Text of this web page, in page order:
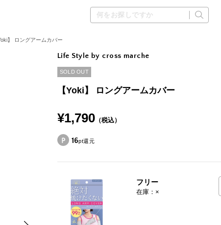
】 ロングアームカバー
Life Style by cross marche
SOLD OUT
【Yoki】 ロングアームカバー
¥1,790 （税込）
16pt還元
フリー
在庫：×